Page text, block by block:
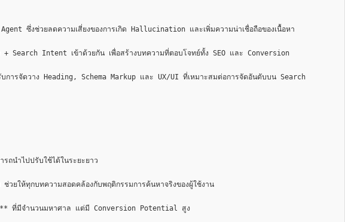
ซึ่งช่วยลดความเสี่ยงของการเกิด Hallucination และเพิ่มความน่าเชื่อถือของเนื้อหา
Intent เข้าด้วยกัน เพื่อสร้างบทความที่ตอบโจทย์ทั้ง SEO และ Conversion
ารจัดวาง Heading, Schema Markup และ UX/UI ที่เหมาะสมต่อการจัดอันดับบน Search
ถนำไปปรับใช้ได้ในระยะยาว
ให้ทุกบทความสอดคล้องกับพฤติกรรมการค้นหาจริงของผู้ใช้งาน
ที่มีจำนวนมหาศาล แต่มี Conversion Potential สูง